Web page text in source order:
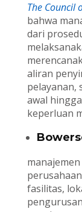
The Council
bahwa
dari
aliran
pelayanan,
awal
keperluan
fasilitas,